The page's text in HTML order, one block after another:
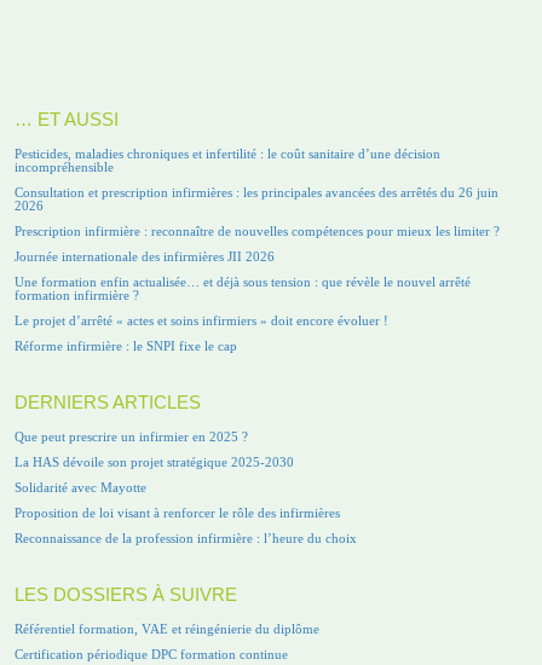
… ET AUSSI
Pesticides, maladies chroniques et infertilité : le coût sanitaire d’une décision
incompréhensible
Consultation et prescription infirmières : les principales avancées des arrêtés du 26 juin
2026
Prescription infirmière : reconnaître de nouvelles compétences pour mieux les limiter ?
Journée internationale des infirmières JII 2026
Une formation enfin actualisée… et déjà sous tension : que révèle le nouvel arrêté
formation infirmière ?
Le projet d’arrêté « actes et soins infirmiers » doit encore évoluer !
Réforme infirmière : le SNPI fixe le cap
DERNIERS ARTICLES
Que peut prescrire un infirmier en 2025 ?
La HAS dévoile son projet stratégique 2025-2030
Solidarité avec Mayotte
Proposition de loi visant à renforcer le rôle des infirmières
Reconnaissance de la profession infirmière : l’heure du choix
LES DOSSIERS À SUIVRE
Référentiel formation, VAE et réingénierie du diplôme
Certification périodique DPC formation continue